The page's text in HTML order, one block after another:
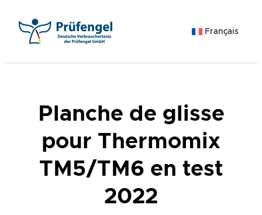
contenu
Français
Planche de glisse
pour Thermomix
TM5/TM6 en test
2022